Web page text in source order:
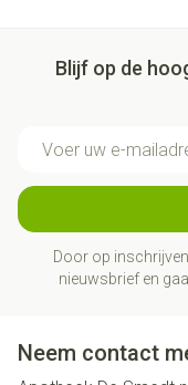
Blijf op de
Door op
nieuwsbrief en
Neem contact